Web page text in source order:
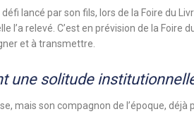
défi lancé par son fils, lors de la Foire du
l’a relevé. C’est en prévision de la
et à transmettre.
une solitude
mais son compagnon de l’époque,